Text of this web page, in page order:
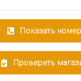
Показать номер
Проверить